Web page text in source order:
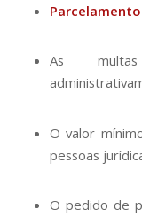
As
O valor
pessoas
O pedido de